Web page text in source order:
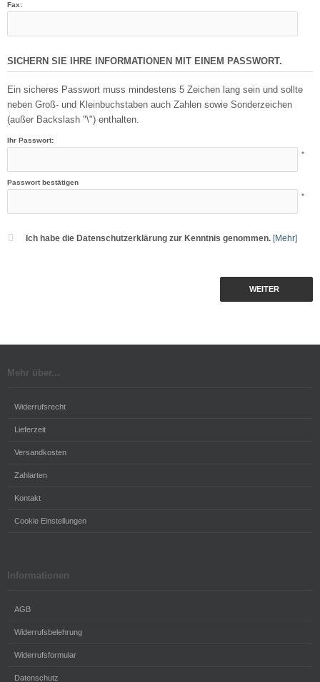
Fax:
SICHERN SIE IHRE INFORMATIONEN MIT EINEM PASSWORT.
Ein sicheres Passwort muss mindestens 5 Zeichen lang sein und sollte
neben Groß- und Kleinbuchstaben auch Zahlen sowie Sonderzeichen
(außer Backslash "\") enthalten.
Ihr Passwort:
*
Passwort bestätigen
*
Ich habe die Datenschutzerklärung zur Kenntnis genommen. [Mehr]
WEITER
Mehr über...
Widerrufsrecht
Lieferzeit
Versandkosten
Zahlarten
Kontakt
Cookie Einstellungen
Informationen
AGB
Widerrufsbelehrung
Widerrufsformular
Datenschutz